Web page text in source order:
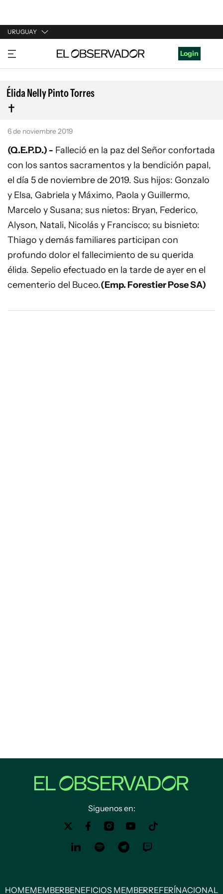
URUGUAY
URUGUAY
ARGENTINA
ESPAÑA
ESTADOS UNIDOS
Login
Élida Nelly Pinto Torres
6 de noviembre 2019
(Q.E.P.D.) - Falleció en la paz del Señor confortada
con los santos sacramentos y la bendición papal,
el día 5 de noviembre de 2019. Sus hijos: Gonzalo
y Elsa, Gabriela y Máximo, Paola y Guillermo,
Marcelo y Susana; sus nietos: Bryan, Federico,
Alyson, Natali, Nicolás y Francisco; su bisnieto:
Thiago y demás familiares participan con
profundo dolor el fallecimiento de su querida
élida. Sepelio efectuado en la tarde de ayer en el
cementerio del Buceo.(Emp. Forestier Pose SA)
Siguenos en:
HOMEMEMBERBENEFICIOS MEMBERREFERÍNACIONAL